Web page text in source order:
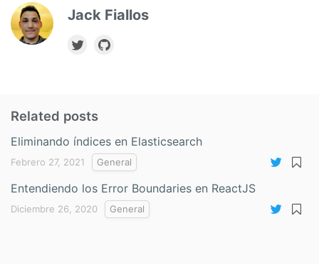
Jack Fiallos
Related posts
Eliminando índices en Elasticsearch
Febrero 27, 2021 General
Entendiendo los Error Boundaries en ReactJS
Diciembre 26, 2020 General